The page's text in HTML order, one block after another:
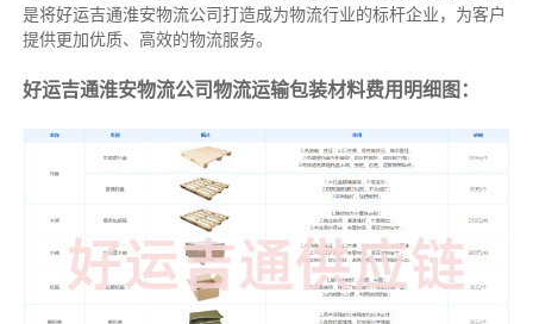
是将好运吉通淮安物流公司打造成为物流行业的标杆企业，为客户
提供更加优质、高效的物流服务。
好运吉通淮安物流公司物流运输包装材料费用明细图：